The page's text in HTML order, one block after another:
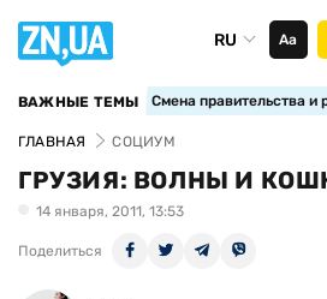
RU Аа
ВАЖНЫЕ ТЕМЫ Смена правительства и
ГЛАВНАЯ СОЦИУМ
ГРУЗИЯ: ВОЛНЫ И
14 января, 2011, 13:53
Поделиться